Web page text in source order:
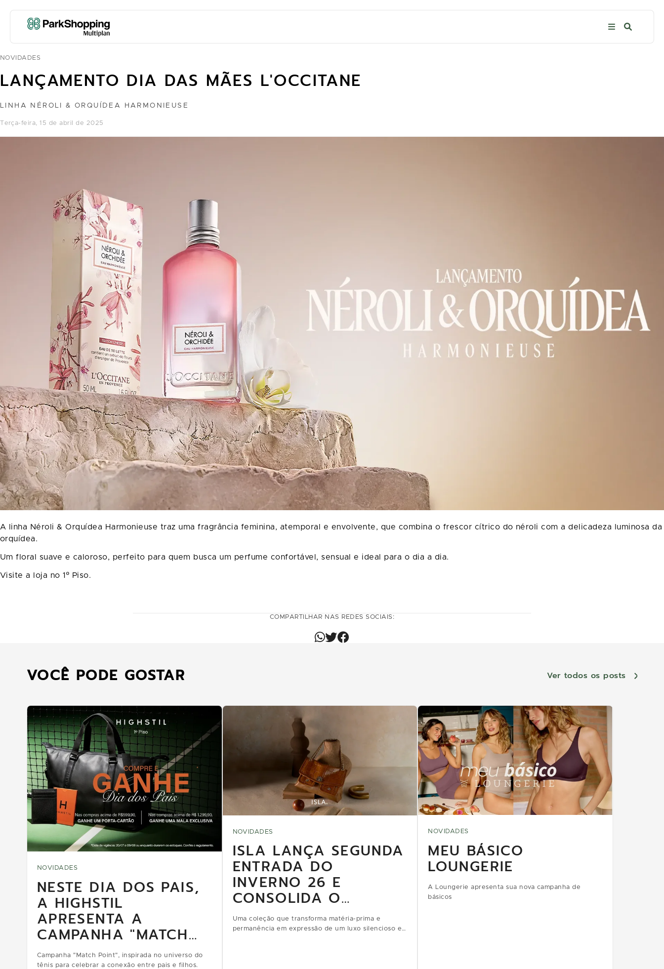
NOVIDADES
LANÇAMENTO DIA DAS MÃES L'OCCITANE
LINHA NÉROLI & ORQUÍDEA HARMONIEUSE
terça-feira, 15 de abril de 2025
A linha Néroli & Orquídea Harmonieuse traz uma fragrância feminina, atemporal e envolvente, que combina o frescor cítrico do néroli com a delicadeza luminosa da
orquídea.
Um floral suave e caloroso, perfeito para quem busca um perfume confortável, sensual e ideal para o dia a dia.
Visite a loja no 1º Piso.
COMPARTILHAR NAS REDES SOCIAIS:
VOCÊ PODE GOSTAR Ver todos os posts
NOVIDADES
NESTE DIA DOS PAIS,
A HIGHSTIL
APRESENTA A
CAMPANHA "MATCH
POINT"
Campanha "Match Point", inspirada no universo do
tênis para celebrar a conexão entre pais e filhos.
NOVIDADES
ISLA LANÇA SEGUNDA
ENTRADA DO
INVERNO 26 E
CONSOLIDA O
CONCEITO GAIA
Uma coleção que transforma matéria-prima e
permanência em expressão de um luxo silencioso e
NOVIDADES
MEU BÁSICO
LOUNGERIE
A Loungerie apresenta sua nova campanha de
básicos